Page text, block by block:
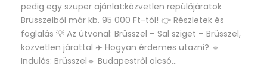
pedig egy szuper ajánlat:közvetlen repülőjáratok
Brüsszelből már kb. 95 000 Ft-tól! 👉 Részletek és
foglalás 💡 Az útvonal: Brüsszel – Sal sziget – Brüsszel,
közvetlen járattal ✈️ Hogyan érdemes utazni? 🔹
Indulás: Brüsszel🔹 Budapestről olcsó...